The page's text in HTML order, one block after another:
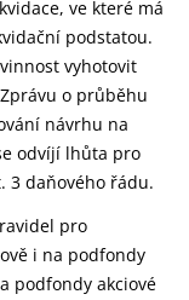
ve které má
podstatou.
vyhotovit
o průběhu
návrhu na
odvíjí lhůta pro
3 daňového řádu.
pro
i na podfondy
podfondy akciové